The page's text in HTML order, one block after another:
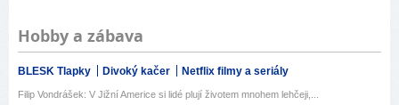
Hobby a zábava
BLESK Tlapky Divoký kačer Netflix filmy a seriály
Filip Vondrášek: V Jižní Americe si lidé plují životem mnohem lehčeji,...